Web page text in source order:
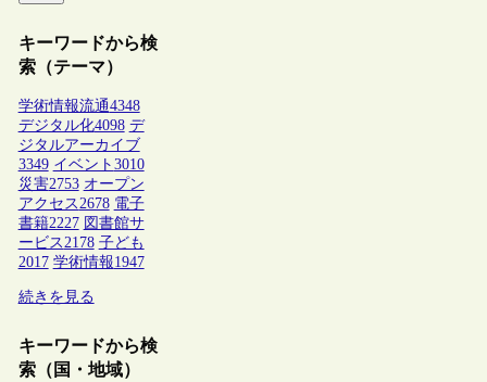
キーワードから検
索（テーマ）
学術情報流通4348
デジタル化4098 デ
ジタルアーカイブ
3349 イベント 3010
災害2753 オープン
アクセス2678 電子
書籍2227 図書館サ
ービス2178 子ども
2017 学術情報1947
続きを見る
キーワードから検
索（国・地域）